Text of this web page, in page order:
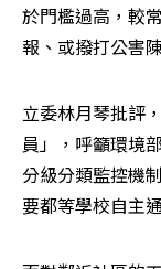
於門檻過高，較
報、或撥打公害
立委林月琴批評
員」，呼籲環境
分級分類監控機
要都等學校自主